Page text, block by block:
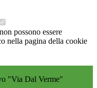
possono essere
nella pagina della cookie
"Via Dal Verme"